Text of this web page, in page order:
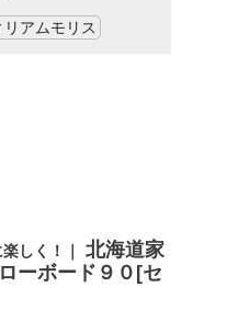
リアムモリス
しく！｜
北海道家
ーボード９０[セ